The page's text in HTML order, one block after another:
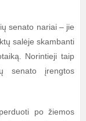
senato nariai – jie
salėje skambanti
Norintieji taip
senato įrengtos
po žiemos